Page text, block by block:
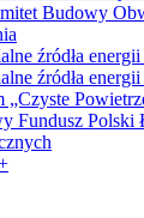
Budowy
źródła
źródła
„Czyste
Fundusz Polski